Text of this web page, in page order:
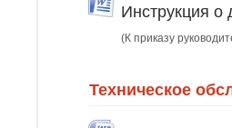
Инструкция
(К приказу
Техническое